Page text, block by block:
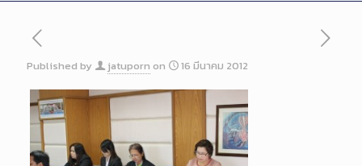
Published by jatuporn on 16 มีนาคม 2012